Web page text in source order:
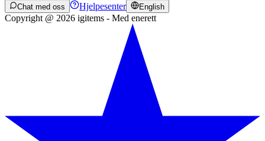
Chat med oss Hjelpesenter English
Copyright @ 2026 igitems - Med enerett